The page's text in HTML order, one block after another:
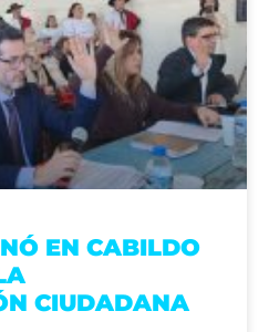
EN CABILDO
CIUDADANA